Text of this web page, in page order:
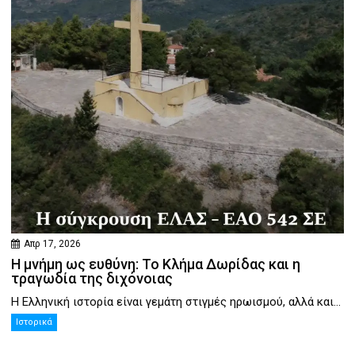
Απρ 17, 2026
Η μνήμη ως ευθύνη: Το Κλήμα Δωρίδας και η
τραγωδία της διχόνοιας
Η Ελληνική ιστορία είναι γεμάτη στιγμές ηρωισμού, αλλά και...
Ιστορικά